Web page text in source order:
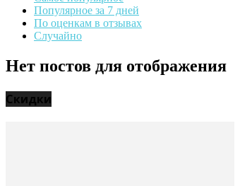
Популярное за 7 дней
По оценкам в отзывах
Случайно
Нет постов для отображения
Скидки